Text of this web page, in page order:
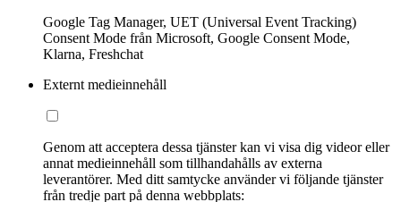
Google Tag Manager, UET (Universal Event Tracking)
Consent Mode från Microsoft, Google Consent Mode,
Klarna, Freshchat
Externt medieinnehåll
Genom att acceptera dessa tjänster kan vi visa dig videor eller
annat medieinnehåll som tillhandahålls av externa
leverantörer. Med ditt samtycke använder vi följande tjänster
från tredje part på denna webbplats: